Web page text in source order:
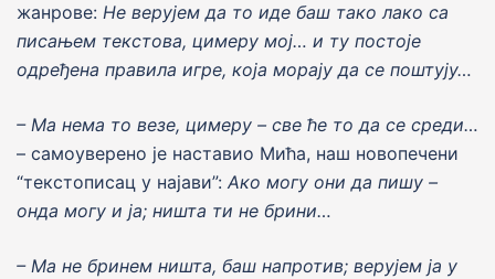
жанрове: Не веруjем да то иде баш тако лако са
писањем текстова, цимеру моj… и ту постоjе
одређена правила игре, коjа мораjу да се поштуjу…
– Ма нема то везе, цимеру – све ће то да се среди…
– самоуверено jе наставио Мића, наш новопечени
“текстописац у наjави”: Ако могу они да пишу –
онда могу и jа; ништа ти не брини…
– Ма не бринем ништа, баш напротив; веруjем jа у